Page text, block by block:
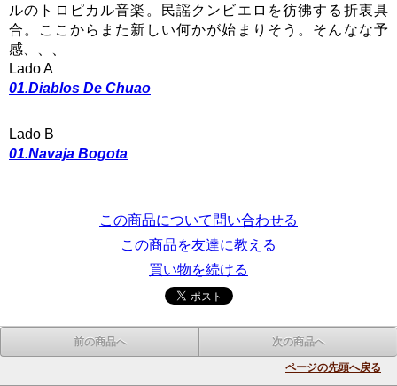
ルのトロピカル音楽。民謡クンビエロを彷彿する折衷具
合。ここからまた新しい何かが始まりそう。そんなな予
感、、、
Lado A
01.Diablos De Chuao
Lado B
01.Navaja Bogota
この商品について問い合わせる
この商品を友達に教える
買い物を続ける
前の商品へ 次の商品へ
ページの先頭へ戻る